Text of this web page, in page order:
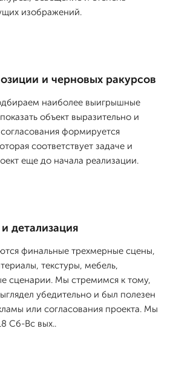
изображений.
и черновых ракурсов
наиболее выигрышные
объект выразительно и
формируется
соответствует задаче и
еще до начала реализации.
детализация
финальные трехмерные сцены,
текстуры, мебель,
сценарии. Мы стремимся к тому,
убедительно и был полезен
или согласования проекта. Мы
Сб-Вс вых..